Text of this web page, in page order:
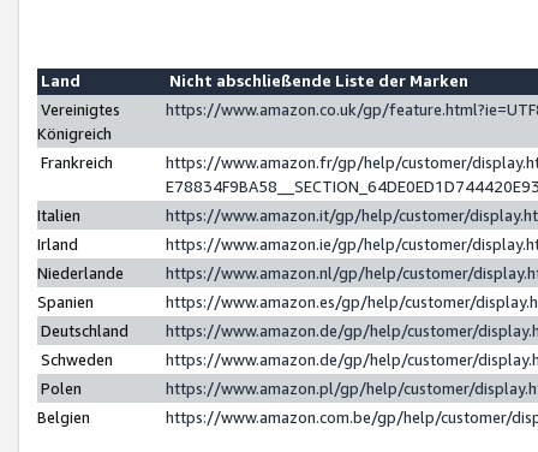
Land
Nicht abschließende Liste der Marken
Vereinigtes
Königreich
https://www.amazon.co.uk/gp/
Frankreich
https://www.amazon.fr/gp/help/customer/
Italien
https://www.amazon.it/gp/help/customer/
Irland
https://www.amazon.ie/gp/help/customer/
Niederlande
https://www.amazon.nl/gp/help/customer/
Spanien
https://www.amazon.es/gp/help/customer/
Deutschland
https://www.amazon.de/gp/help/customer/
Schweden
https://www.amazon.de/gp/help/customer/
Polen
https://www.amazon.pl/gp/help/customer/
Belgien
https://www.amazon.com.be/gp/help/customer/